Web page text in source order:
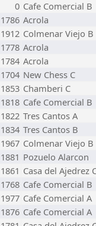
0 Cafe Comercial B
1786 Acrola
1912 Colmenar Viejo B
1778 Acrola
1784 Acrola
1704 New Chess C
1853 Chamberi C
1818 Cafe Comercial B
1822 Tres Cantos A
1834 Tres Cantos B
1967 Colmenar Viejo B
1881 Pozuelo Alarcon
1861 Casa del Ajedrez
1768 Cafe Comercial B
1977 Cafe Comercial A
1876 Cafe Comercial A